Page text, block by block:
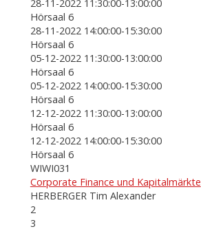
28-11-2022 11:30:00-13:00:00
Hörsaal 6
28-11-2022 14:00:00-15:30:00
Hörsaal 6
05-12-2022 11:30:00-13:00:00
Hörsaal 6
05-12-2022 14:00:00-15:30:00
Hörsaal 6
12-12-2022 11:30:00-13:00:00
Hörsaal 6
12-12-2022 14:00:00-15:30:00
Hörsaal 6
WIWI031
Corporate Finance und Kapitalmärkte
HERBERGER Tim Alexander
2
3